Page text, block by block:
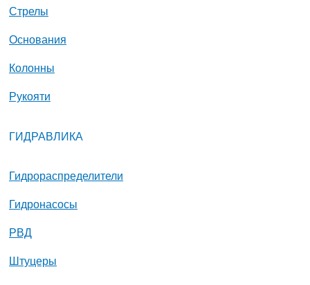
Стрелы
Основания
Колонны
Рукояти
ГИДРАВЛИКА
Гидрораспределители
Гидронасосы
РВД
Штуцеры